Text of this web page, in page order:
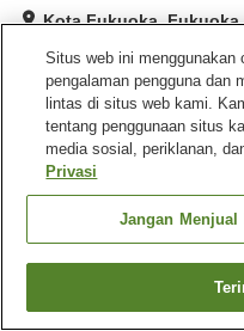
Kota Fukuoka,
Hebat Ulasan:770
Fasilitas properti
Cuci kering
Situs web ini
pengalaman pengguna dan
lintas di situs web kami.
tentang penggunaan situs
media sosial, periklanan,
Privasi
Jangan